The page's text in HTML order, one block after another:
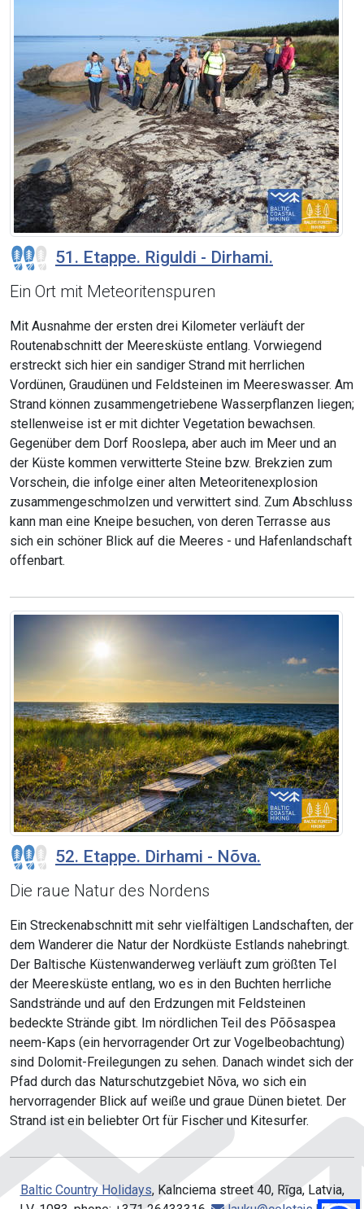
51. Etappe. Riguldi - Dirhami.
Ein Ort mit Meteoritenspuren
Mit Ausnahme der ersten drei Kilometer verläuft der
Routenabschnitt der Meeresküste entlang. Vorwiegend
erstreckt sich hier ein sandiger Strand mit herrlichen
Vordünen, Graudünen und Feldsteinen im Meereswasser. Am
Strand können zusammengetriebene Wasserpflanzen liegen;
stellenweise ist er mit dichter Vegetation bewachsen.
Gegenüber dem Dorf Rooslepa, aber auch im Meer und an
der Küste kommen verwitterte Steine bzw. Brekzien zum
Vorschein, die infolge einer alten Meteoritenexplosion
zusammengeschmolzen und verwittert sind. Zum Abschluss
kann man eine Kneipe besuchen, von deren Terrasse aus
sich ein schöner Blick auf die Meeres - und Hafenlandschaft
offenbart.
52. Etappe. Dirhami - Nõva.
Die raue Natur des Nordens
Ein Streckenabschnitt mit sehr vielfältigen Landschaften, der
dem Wanderer die Natur der Nordküste Estlands nahebringt.
Der Baltische Küstenwanderweg verläuft zum größten Tel
der Meeresküste entlang, wo es in den Buchten herrliche
Sandstrände und auf den Erdzungen mit Feldsteinen
bedeckte Strände gibt. Im nördlichen Teil des Põõsaspea
neem-Kaps (ein hervorragender Ort zur Vogelbeobachtung)
sind Dolomit-Freilegungen zu sehen. Danach windet sich der
Pfad durch das Naturschutzgebiet Nõva, wo sich ein
hervorragender Blick auf weiße und graue Dünen bietet. Der
Strand ist ein beliebter Ort für Fischer und Kitesurfer.
Baltic Country Holidays, Kalnciema street 40, Rīga, Latvia,